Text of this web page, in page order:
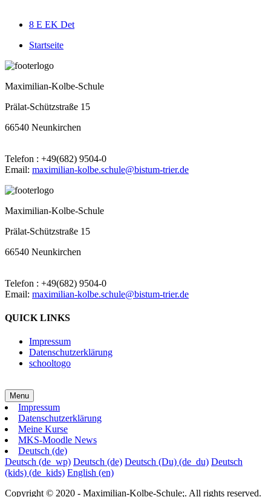
8 E EK Det
Startseite
Maximilian-Kolbe-Schule
Prälat-Schützstraße 15
66540 Neunkirchen
Telefon : +49(682) 9504-0
Email: maximilian-kolbe.schule@bistum-trier.de
Maximilian-Kolbe-Schule
Prälat-Schützstraße 15
66540 Neunkirchen
Telefon : +49(682) 9504-0
Email: maximilian-kolbe.schule@bistum-trier.de
QUICK LINKS
Impressum
Datenschutzerklärung
schooltogo
Menu
Impressum
Datenschutzerklärung
Meine Kurse
MKS-Moodle News
Deutsch ‎(de)‎
Deutsch ‎(de_wp)‎ Deutsch ‎(de)‎ Deutsch (Du) ‎(de_du)‎ Deutsch
(kids) ‎(de_kids)‎ English ‎(en)‎
Copyright © 2020 - Maximilian-Kolbe-Schule;. All rights reserved.